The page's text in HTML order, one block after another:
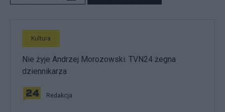
Kultura
Nie żyje Andrzej Morozowski. TVN24 żegna
dziennikarza
Redakcja